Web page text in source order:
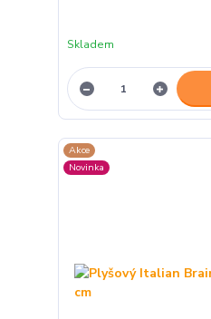
Skladem
Akce
Novinka